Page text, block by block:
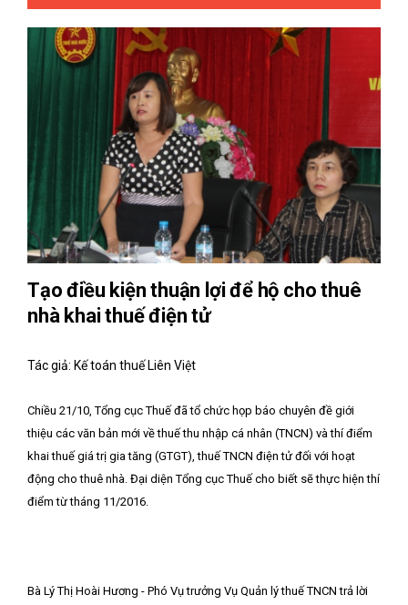
Tạo điều kiện thuận lợi để hộ cho thuê
nhà khai thuế điện tử
Tác giả: Kế toán thuế Liên Việt
Chiều 21/10, Tổng cục Thuế đã tổ chức họp báo chuyên đề giới
thiệu các văn bản mới về thuế thu nhập cá nhân (TNCN) và thí điểm
khai thuế giá trị gia tăng (GTGT), thuế TNCN điện tử đối với hoạt
động cho thuê nhà. Đại diện Tổng cục Thuế cho biết sẽ thực hiện thí
điểm từ tháng 11/2016.
Bà Lý Thị Hoài Hương - Phó Vụ trưởng Vụ Quản lý thuế TNCN trả lời